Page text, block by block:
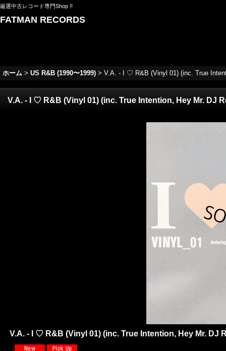
厳選中古レコード専門Shop !!
FATMAN RECORDS
ホーム > US R&B (1990〜1999) > V.A. - I ♡ R&B (Vinyl 01) (inc. True
V.A. - I ♡ R&B (Vinyl 01) (inc. True Intention, Hey Mr. DJ
V.A. - I ♡ R&B (Vinyl 01) (inc. True Intention, Hey Mr. DJ